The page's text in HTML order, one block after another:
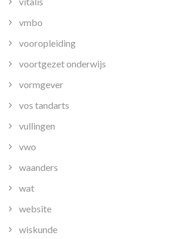
vmbo
vooropleiding
voortgezet onderwijs
vormgever
vos tandarts
vullingen
vwo
waanders
wat
website
wiskunde